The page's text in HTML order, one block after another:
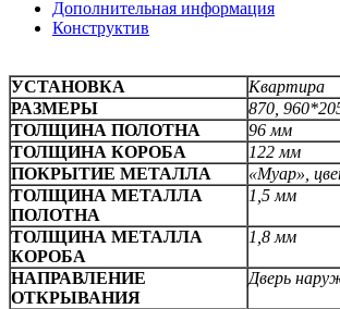
Дополнительная информация
Конструктив
УСТАНОВКА
Квартира
РАЗМЕРЫ
870,
ТОЛЩИНА ПОЛОТНА
96 мм
ТОЛЩИНА КОРОБА
122 мм
ПОКРЫТИЕ МЕТАЛЛА
«Муар»,
ТОЛЩИНА МЕТАЛЛА
ПОЛОТНА
1,5 мм
ТОЛЩИНА МЕТАЛЛА
КОРОБА
1,8 мм
НАПРАВЛЕНИЕ
ОТКРЫВАНИЯ
Дверь